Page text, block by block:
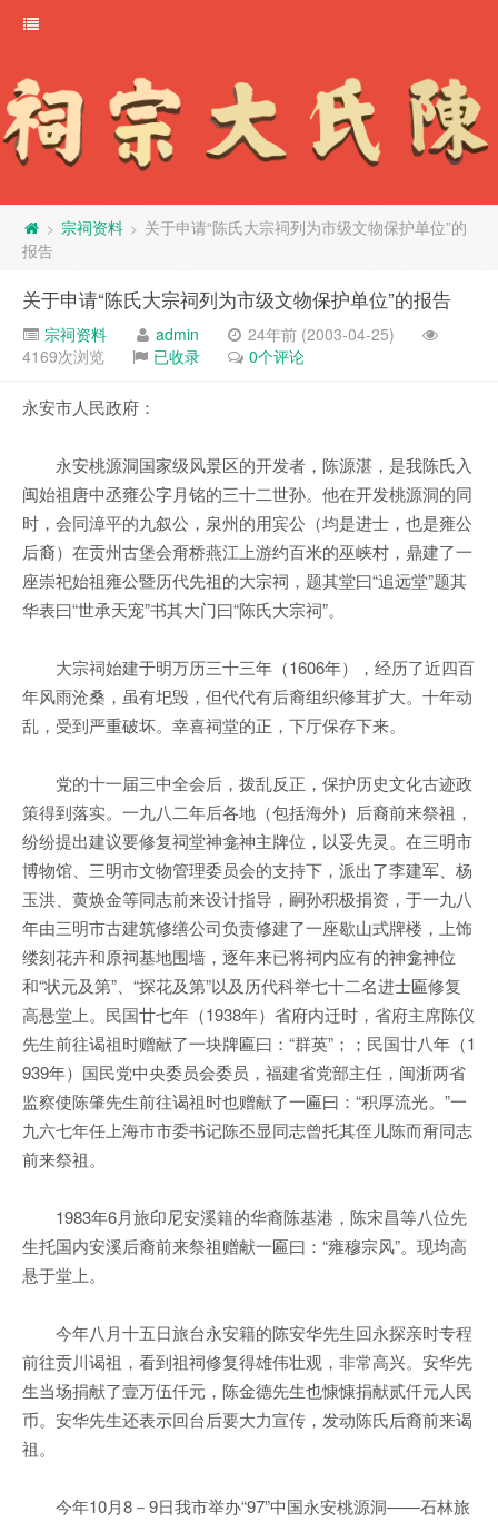
> 宗祠资料 > 关于申请“陈氏大宗祠列为市级文物保护单位”的
报告
关于申请“陈氏大宗祠列为市级文物保护单位”的报告
宗祠资料 admin
24年前 (2003-04-25)
4169次浏览
已收录 0个评论
永安市人民政府：
永安桃源洞国家级风景区的开发者，陈源湛，是我陈氏入
闽始祖唐中丞雍公字月铭的三十二世孙。他在开发桃源洞的同
时，会同漳平的九叙公，泉州的用宾公（均是进士，也是雍公
后裔）在贡州古堡会甭桥燕江上游约百米的巫峡村，鼎建了一
座崇祀始祖雍公暨历代先祖的大宗祠，题其堂曰“追远堂”题其
华表曰“世承天宠”书其大门曰“陈氏大宗祠”。
大宗祠始建于明万历三十三年（1606年），经历了近四百
年风雨沧桑，虽有圯毁，但代代有后裔组织修茸扩大。十年动
乱，受到严重破坏。幸喜祠堂的正，下厅保存下来。
党的十一届三中全会后，拨乱反正，保护历史文化古迹政
策得到落实。一九八二年后各地（包括海外）后裔前来祭祖，
纷纷提出建议要修复祠堂神龛神主牌位，以妥先灵。在三明市
博物馆、三明市文物管理委员会的支持下，派出了李建军、杨
玉洪、黄焕金等同志前来设计指导，嗣孙积极捐资，于一九八
年由三明市古建筑修缮公司负责修建了一座歇山式牌楼，上饰
缕刻花卉和原祠基地围墙，逐年来已将祠内应有的神龛神位
和“状元及第”、“探花及第”以及历代科举七十二名进士匾修复
高悬堂上。民国廿七年（1938年）省府内迁时，省府主席陈仪
先生前往谒祖时赠献了一块牌匾曰：“群英”；；民国廿八年（1
939年）国民党中央委员会委员，福建省党部主任，闽浙两省
监察使陈肇先生前往谒祖时也赠献了一匾曰：“积厚流光。”一
九六七年任上海市市委书记陈丕显同志曾托其侄儿陈而甭同志
前来祭祖。
1983年6月旅印尼安溪籍的华裔陈基港，陈宋昌等八位先
生托国内安溪后裔前来祭祖赠献一匾曰：“雍穆宗风”。现均高
悬于堂上。
今年八月十五日旅台永安籍的陈安华先生回永探亲时专程
前往贡川谒祖，看到祖祠修复得雄伟壮观，非常高兴。安华先
生当场捐献了壹万伍仟元，陈金德先生也慷慷捐献贰仟元人民
币。安华先生还表示回台后要大力宣传，发动陈氏后裔前来谒
祖。
今年10月8－9日我市举办“97”中国永安桃源洞——石林旅